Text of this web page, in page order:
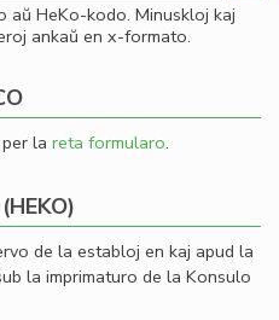
aŭ HeKo-kodo. Minuskloj kaj
ankaŭ en x-formato.
la reta formularo.
de la establoj en kaj apud la
la imprimaturo de la Konsulo